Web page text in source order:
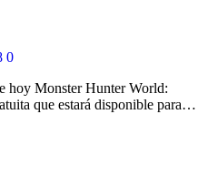
0
hoy Monster Hunter World:
que estará disponible para…